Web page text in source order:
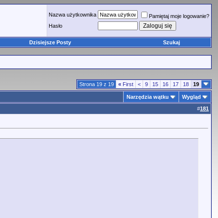
Nazwa użytkownika
Pamiętaj moje logowanie?
Hasło
Dzisiejsze Posty Szukaj
Strona 19 z 19 « First < 9 15 16 17 18 19
Narzędzia wątku
Wygląd
#181